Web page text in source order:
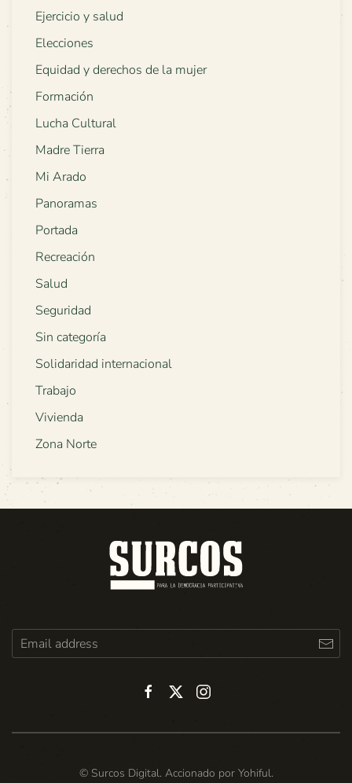
Ejercicio y salud
Elecciones
Equidad y derechos de la mujer
Formación
Lucha Cultural
Madre Tierra
Mi Arado
Panoramas
Portada
Recreación
Salud
Seguridad
Sin categoría
Solidaridad internacional
Trabajo
Vivienda
Zona Norte
© Surcos Digital. Accionado por Yohiful.